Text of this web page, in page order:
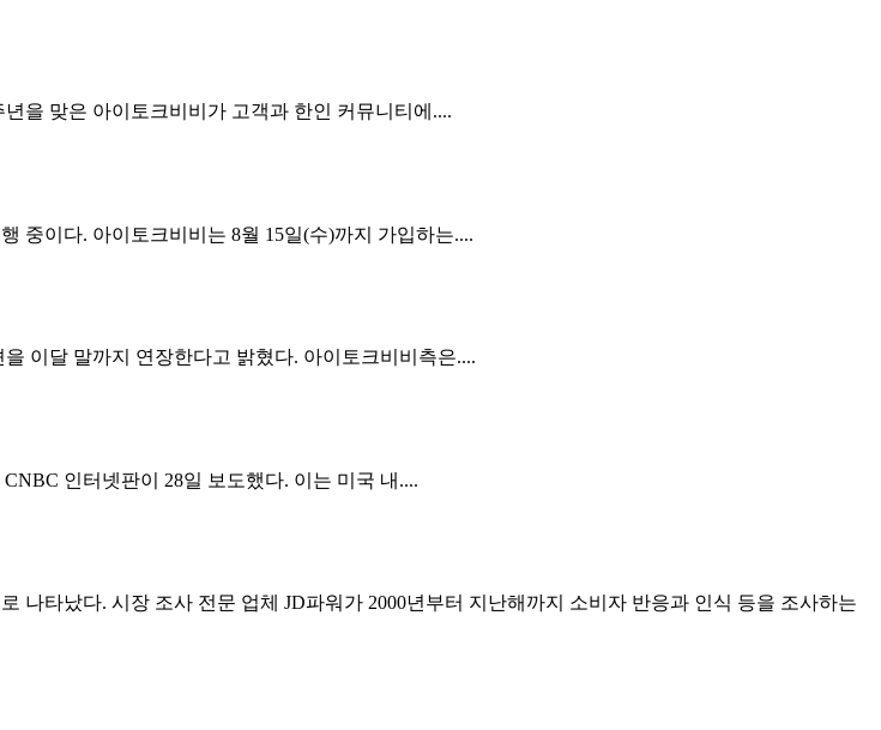
을 맞은 아이토크비비가 고객과 한인 커뮤니티에....
중이다. 아이토크비비는 8월 15일(수)까지 가입하는....
이달 말까지 연장한다고 밝혔다. 아이토크비비측은....
인터넷판이 28일 보도했다. 이는 미국 내....
나타났다. 시장 조사 전문 업체 JD파워가 2000년부터 지난해까지 소비자 반응과 인식 등을 조사하는